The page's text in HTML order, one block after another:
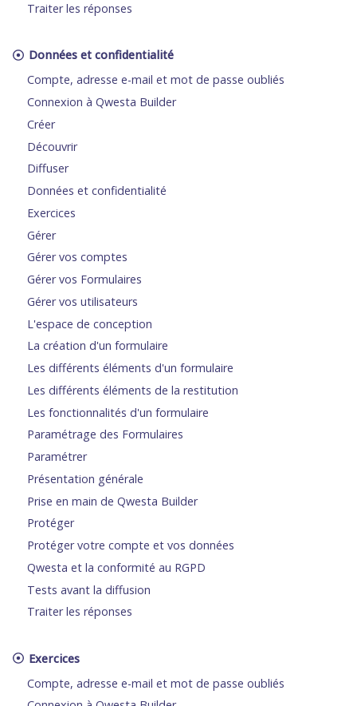
Traiter les réponses
Données et confidentialité
Compte, adresse e-mail et mot de passe oubliés
Connexion à Qwesta Builder
Créer
Découvrir
Diffuser
Données et confidentialité
Exercices
Gérer
Gérer vos comptes
Gérer vos Formulaires
Gérer vos utilisateurs
L'espace de conception
La création d'un formulaire
Les différents éléments d'un formulaire
Les différents éléments de la restitution
Les fonctionnalités d'un formulaire
Paramétrage des Formulaires
Paramétrer
Présentation générale
Prise en main de Qwesta Builder
Protéger
Protéger votre compte et vos données
Qwesta et la conformité au RGPD
Tests avant la diffusion
Traiter les réponses
Exercices
Compte, adresse e-mail et mot de passe oubliés